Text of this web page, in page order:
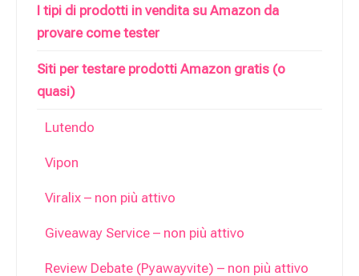
I tipi di prodotti in vendita su Amazon da
provare come tester
Siti per testare prodotti Amazon gratis (o
quasi)
Lutendo
Vipon
Viralix – non più attivo
Giveaway Service – non più attivo
Review Debate (Pyawayvite) – non più attivo